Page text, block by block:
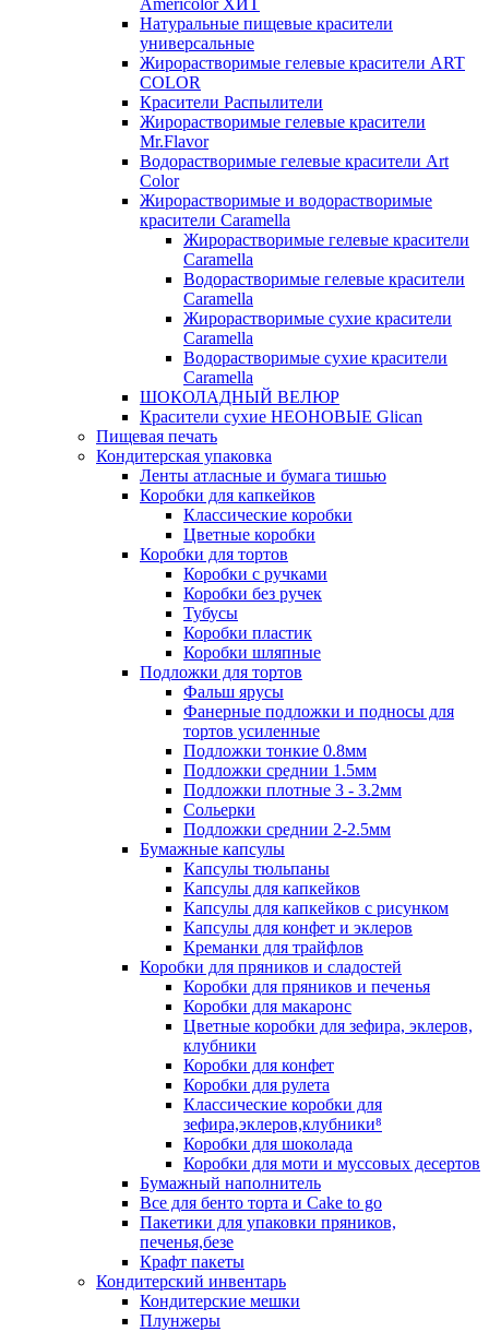
Americolor ХИТ
Натуральные пищевые красители
универсальные
Жирорастворимые гелевые красители ART
COLOR
Красители Распылители
Жирорастворимые гелевые красители
Mr.Flavor
Водорастворимые гелевые красители Art
Color
Жирорастворимые и водорастворимые
красители Caramella
Жирорастворимые гелевые красители
Caramella
Водорастворимые гелевые красители
Caramella
Жирорастворимые сухие красители
Caramella
Водорастворимые сухие красители
Caramella
ШОКОЛАДНЫЙ ВЕЛЮР
Красители сухие НЕОНОВЫЕ Glican
Пищевая печать
Кондитерская упаковка
Ленты атласные и бумага тишью
Коробки для капкейков
Классические коробки
Цветные коробки
Коробки для тортов
Коробки с ручками
Коробки без ручек
Тубусы
Коробки пластик
Коробки шляпные
Подложки для тортов
Фальш ярусы
Фанерные подложки и подносы для
тортов усиленные
Подложки тонкие 0.8мм
Подложки среднии 1.5мм
Подложки плотные 3 - 3.2мм
Сольерки
Подложки среднии 2-2.5мм
Бумажные капсулы
Капсулы тюльпаны
Капсулы для капкейков
Капсулы для капкейков с рисунком
Капсулы для конфет и эклеров
Креманки для трайфлов
Коробки для пряников и сладостей
Коробки для пряников и печенья
Коробки для макаронс
Цветные коробки для зефира, эклеров,
клубники
Коробки для конфет
Коробки для рулета
Классические коробки для
зефира,эклеров,клубники⁸
Коробки для шоколада
Коробки для моти и муссовых десертов
Бумажный наполнитель
Все для бенто торта и Cake to go
Пакетики для упаковки пряников,
печенья,безе
Крафт пакеты
Кондитерский инвентарь
Кондитерские мешки
Плунжеры